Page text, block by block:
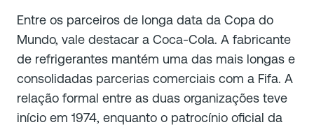
Entre os parceiros de longa data da Copa do
Mundo, vale destacar a Coca-Cola. A fabricante
de refrigerantes mantém uma das mais longas e
consolidadas parcerias comerciais com a Fifa. A
relação formal entre as duas organizações teve
início em 1974, enquanto o patrocínio oficial da